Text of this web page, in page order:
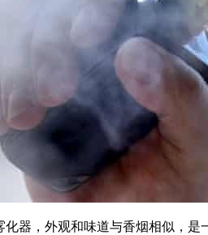
化器，外观和味道与香烟相似，